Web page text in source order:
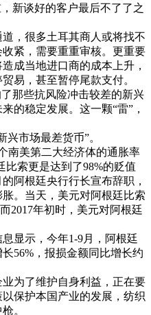
新谈好的客户最后不了了之
，很多土耳其商人或将找不
紧，需要重重审核。更重要
成当地进口商的成本上升，
易，甚至暂停尾款支付。
那些抗风险冲击较差的新兴
的稳定发展。这一颗“雷”，
兴市场最差货币”。
南美第二大经济体的通胀率
比索更是达到了98%的贬值
阿根廷央行行长宣布辞职，
。当天，美元对阿根廷比索
2017年初时，美元对阿根廷
显示，今年1-9月，阿根廷
56%，报损金额同比增长约
为了维护自身利益，正在要
保护本国产业的发展，纺织
。